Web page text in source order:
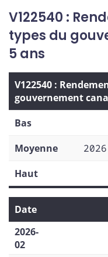
V122540 :
types du
5 ans
V122540 :
gouvernement
Bas
Moyenne
Haut
Date
2026-
02